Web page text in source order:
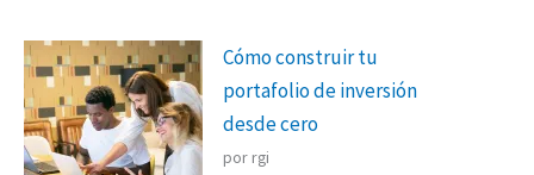
Cómo construir tu
portafolio de inversión
desde cero
por rgi